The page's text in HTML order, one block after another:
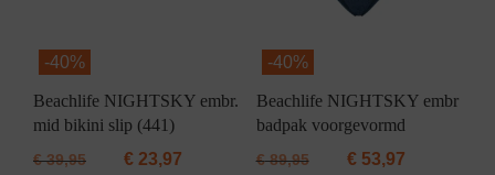
-40%
Beachlife NIGHTSKY embr.
mid bikini slip (441)
€39,95 € 23,97
-40%
Beachlife NIGHTSKY embr
badpak voorgevormd
€89,95 €53,97